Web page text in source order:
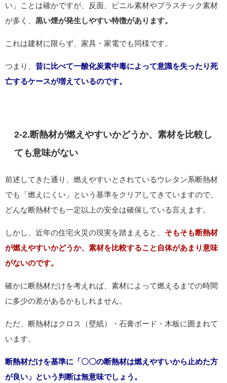
い」ことは確かですが、反面、ビニル素材やプラスチック素材
が多く、 黒い煙が発生しやすい特徴があります。
これは建材に限らず、家具・家電でも同様です。
つまり、 昔に比べて一酸化炭素中毒によって意識を失ったり死
亡するケースが増えているのです。
2-2.断熱材が燃えやすいかどうか、素材を比較し
ても意味がない
前述してきた通り、燃えやすいとされているウレタン系断熱材
でも「燃えにくい」という基準をクリアしてきていますので、
どんな断熱材でも一定以上の安全は確保している言えます。
しかし、近年の住宅火災の現実を踏まえると、 そもそも断熱材
が燃えやすいかどうか、素材を比較すること自体があまり意味
がないのです。
確かに断熱材だけを考えれば、素材によって燃えるまでの時間
に多少の差があるかもしれません。
ただ、断熱材はクロス（壁紙）・石膏ボード・木板に囲まれて
います。
断熱材だけを基準に「〇〇の断熱材は燃えやすいから止めた方
が良い」という判断は無意味でしょう。